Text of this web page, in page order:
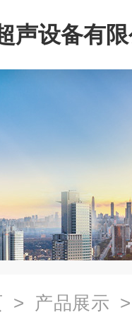
声设备有
> 产品展示